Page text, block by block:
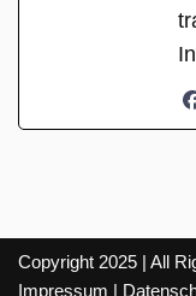
Copyright 2025 | All
Impressum |